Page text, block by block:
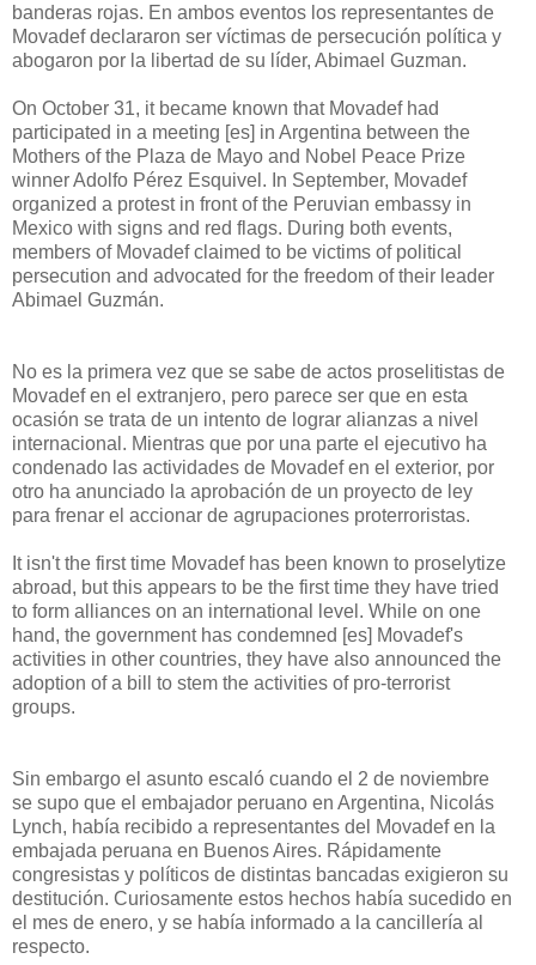
banderas rojas. En ambos eventos los representantes de
Movadef declararon ser víctimas de persecución política y
abogaron por la libertad de su líder, Abimael Guzman.
On October 31, it became known that Movadef had
participated in a meeting [es] in Argentina between the
Mothers of the Plaza de Mayo and Nobel Peace Prize
winner Adolfo Pérez Esquivel. In September, Movadef
organized a protest in front of the Peruvian embassy in
Mexico with signs and red flags. During both events,
members of Movadef claimed to be victims of political
persecution and advocated for the freedom of their leader
Abimael Guzmán.
No es la primera vez que se sabe de actos proselitistas de
Movadef en el extranjero, pero parece ser que en esta
ocasión se trata de un intento de lograr alianzas a nivel
internacional. Mientras que por una parte el ejecutivo ha
condenado las actividades de Movadef en el exterior, por
otro ha anunciado la aprobación de un proyecto de ley
para frenar el accionar de agrupaciones proterroristas.
It isn't the first time Movadef has been known to proselytize
abroad, but this appears to be the first time they have tried
to form alliances on an international level. While on one
hand, the government has condemned [es] Movadef's
activities in other countries, they have also announced the
adoption of a bill to stem the activities of pro-terrorist
groups.
Sin embargo el asunto escaló cuando el 2 de noviembre
se supo que el embajador peruano en Argentina, Nicolás
Lynch, había recibido a representantes del Movadef en la
embajada peruana en Buenos Aires. Rápidamente
congresistas y políticos de distintas bancadas exigieron su
destitución. Curiosamente estos hechos había sucedido en
el mes de enero, y se había informado a la cancillería al
respecto.